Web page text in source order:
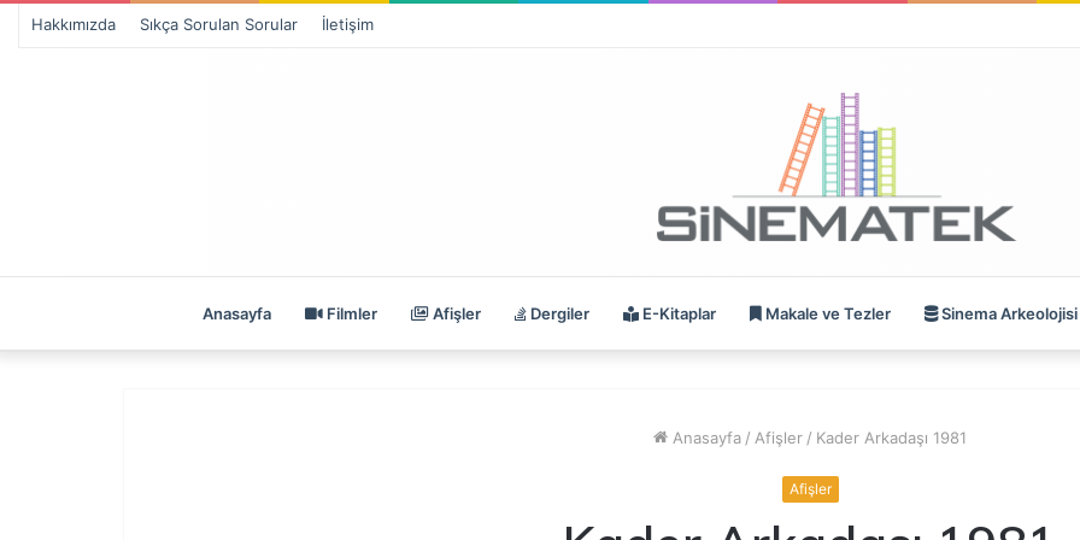
Hakkımızda Sıkça Sorulan Sorular İletişim
Anasayfa Filmler Afişler Dergiler E-Kitaplar Makale ve Tezler Sinema Arkeolojisi
Anasayfa / Afişler / Kader Arkadaşı 1981
Afişler